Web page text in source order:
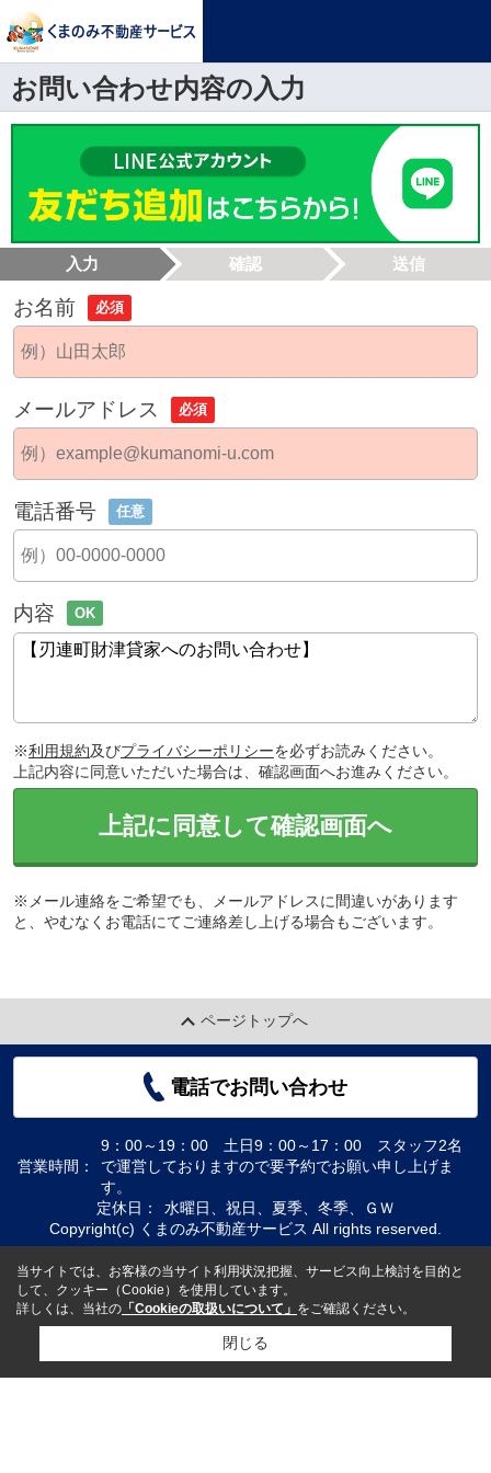
お問い合わせ内容の入力
入力 確認 送信
お名前 必須
メールアドレス 必須
電話番号 任意
内容 OK
※利用規約及びプライバシーポリシーを必ずお読みください。
上記内容に同意いただいた場合は、確認画面へお進みください。
上記に同意して確認画面へ
※メール連絡をご希望でも、メールアドレスに間違いがあります
と、やむなくお電話にてご連絡差し上げる場合もございます。
ページトップへ
電話でお問い合わせ
営業時間：
9：00～19：00 土日9：00～17：00 スタッフ2名
で運営しておりますので要予約でお願い申し上げま
す。
定休日：
水曜日、祝日、夏季、冬季、ＧＷ
Copyright(c) くまのみ不動産サービス All rights reserved.
当サイトでは、お客様の当サイト利用状況把握、サービス向上検討を目的と
して、クッキー（Cookie）を使用しています。
詳しくは、当社の 「Cookieの取扱いについて」 をご確認ください。
閉じる